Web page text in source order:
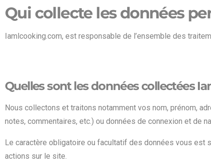
Qui collecte les données
Iamlcooking.com, est responsable de l’ensemble des
Quelles sont les données collectées
Nous collectons et traitons notamment vos nom, prénom,
notes, commentaires, etc.) ou données de connexion et de
Le caractère obligatoire ou facultatif des données vous est
actions sur le site.